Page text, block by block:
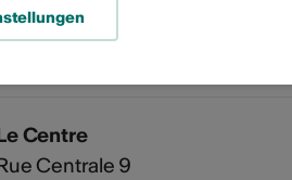
Centre
Centrale 9